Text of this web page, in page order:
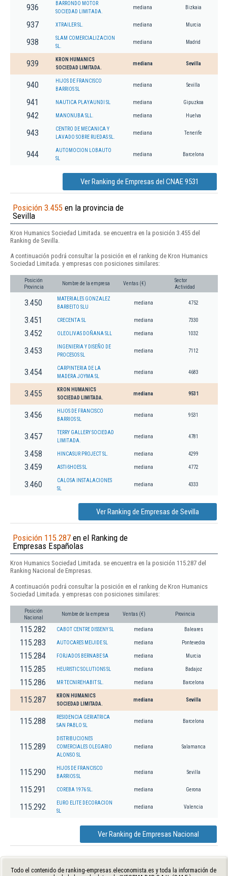
936
BARRONDO MOTOR
SOCIEDAD LIMITADA.
mediana Bizkaia
937 XTRAILER SL. mediana Murcia
938
SLAM COMERCIALIZACION
SL.
mediana Madrid
939
KRON HUMANICS
SOCIEDAD LIMITADA.
mediana Sevilla
940
HIJOS DE FRANCISCO
BARRIOS SL
mediana Sevilla
941 NAUTICA PLAYAUNDI SL mediana Gipuzkoa
942 MANONUBA SLL. mediana Huelva
943
CENTRO DE MECANICA Y
LAVADO SOBRE RUEDAS SL.
mediana Tenerife
944
AUTOMOCION LOBAUTO
SL
mediana Barcelona
Ver Ranking de Empresas del CNAE 9531
Posición 3.455 en la provincia de
Sevilla
Kron Humanics Sociedad Limitada. se encuentra en la posición 3.455 del
Ranking de Sevilla.
A continuación podrá consultar la posición en el ranking de Kron Humanics
Sociedad Limitada. y empresas con posiciones similares:
Posición
Provincia
Nombre de la empresa Ventas (€)
Sector
Actividad
3.450
MATERIALES GONZALEZ
BARBEITO SLU
mediana 4752
3.451 CRECENTA SL mediana 7330
3.452 OLEOLIVAS DOÑANA SLL mediana 1032
3.453
INGENIERIA Y DISEÑO DE
PROCESOS SL
mediana 7112
3.454
CARPINTERIA DE LA
MADERA JOYMA SL
mediana 4683
3.455
KRON HUMANICS
SOCIEDAD LIMITADA.
mediana 9531
3.456
HIJOS DE FRANCISCO
BARRIOS SL
mediana 9531
3.457
TERRY GALLERY SOCIEDAD
LIMITADA.
mediana 4781
3.458 HINCASUR PROJECT SL. mediana 4299
3.459 ASTI-SHOES SL mediana 4772
3.460
CALOSA INSTALACIONES
SL
mediana 4333
Ver Ranking de Empresas de Sevilla
Posición 115.287 en el Ranking de
Empresas Españolas
Kron Humanics Sociedad Limitada. se encuentra en la posición 115.287 del
Ranking Nacional de Empresas.
A continuación podrá consultar la posición en el ranking de Kron Humanics
Sociedad Limitada. y empresas con posiciones similares:
Posición
Nacional
Nombre de la empresa Ventas (€) Provincia
115.282 CABOT CENTRE DISSENY SL mediana Baleares
115.283 AUTOCARES MEIJIDE SL mediana Pontevedra
115.284 FORJADOS BERNABE SA mediana Murcia
115.285 HEURISTIC SOLUTIONS SL mediana Badajoz
115.286 MR TECNIREHABIT SL. mediana Barcelona
115.287
KRON HUMANICS
SOCIEDAD LIMITADA.
mediana Sevilla
115.288
RESIDENCIA GERIATRICA
SAN PABLO SL
mediana Barcelona
115.289
DISTRIBUCIONES
COMERCIALES OLEGARIO
ALONSO SL
mediana Salamanca
115.290
HIJOS DE FRANCISCO
BARRIOS SL
mediana Sevilla
115.291 COREBA 1976 SL. mediana Gerona
115.292
EURO ELITE DECORACION
SL
mediana Valencia
Ver Ranking de Empresas Nacional
Todo el contenido de ranking-empresas.eleconomista.es y toda la información de